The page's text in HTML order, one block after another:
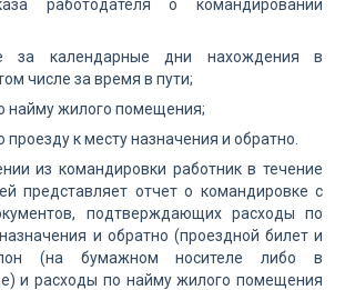
работодателя о командировании
за календарные дни нахождения в
числе за время в пути;
найму жилого помещения;
проезду к месту назначения и обратно.
из командировки работник в течение
представляет отчет о командировке с
подтверждающих расходы по
и обратно (проездной билет и
(на бумажном носителе либо в
и расходы по найму жилого помещения